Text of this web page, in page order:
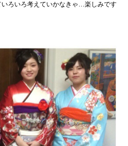
ろいろ考えていかなきゃ…楽しみです